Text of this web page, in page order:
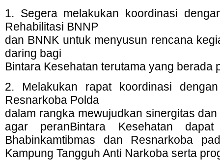
1. Segera melakukan koordinasi
Rehabilitasi BNNP
dan BNNK untuk menyusun rencana
daring bagi
Bintara Kesehatan terutama yang berada
2. Melakukan rapat koordinasi
Resnarkoba Polda
dalam rangka mewujudkan sinergitas
agar peranBintara Kesehatan
Bhabinkamtibmas dan Resnarkoba
Kampung Tangguh Anti Narkoba serta